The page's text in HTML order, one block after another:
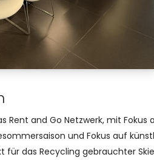
Rent and Go Netzwerk, mit
und Fokus auf
für das Recycling gebrauchter